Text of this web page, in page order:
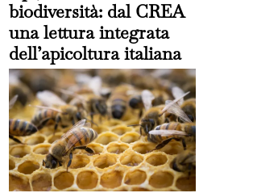
biodiversità: dal CREA
una lettura integrata
dell’apicoltura italiana